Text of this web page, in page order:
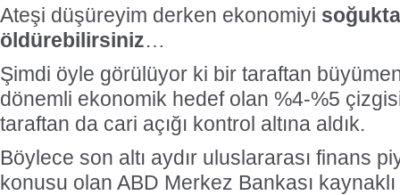
Ateşi düşüreyim derken ekonomiyi
öldürebilirsiniz…
Şimdi öyle görülüyor ki bir taraftan
dönemli ekonomik hedef olan %4-%5
taraftan da cari açığı kontrol altına aldık.
Böylece son altı aydır uluslararası finans
konusu olan ABD Merkez Bankası